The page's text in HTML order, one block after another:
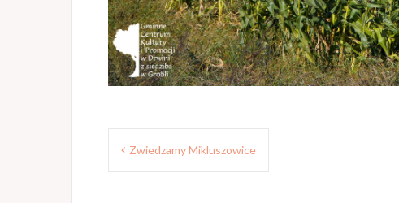
Nawigacja
Zwiedzamy Mikluszowice